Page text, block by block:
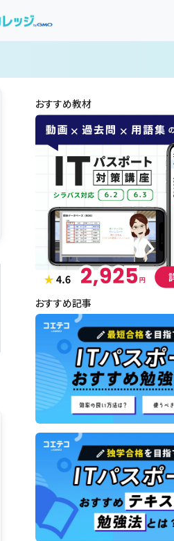
おすすめ教材
おすすめ記事